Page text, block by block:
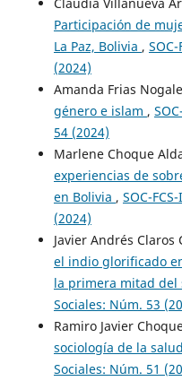
Participación de
La Paz, Bolivia ,
(2024)
Amanda Frias
género e islam ,
54 (2024)
Marlene Choque
experiencias de
en Bolivia , SOC-
(2024)
Javier Andrés Claros
el indio glorificado
la primera mitad del
Sociales: Núm. 53
Ramiro Javier
sociología de la
Sociales: Núm. 51